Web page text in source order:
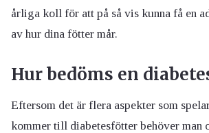
årliga koll för att på så vis kunna få en
av hur dina fötter mår.
Hur bedöms en
Eftersom det är flera aspekter som
kommer till diabetesfötter behöver man